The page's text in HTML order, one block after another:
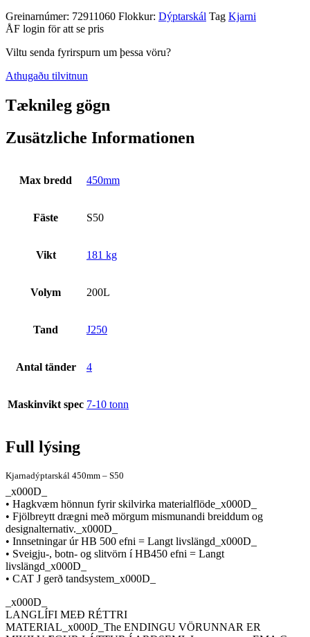
Greinarnúmer: 72911060 Flokkur: Dýptarskál Tag Kjarni
ÅF login för att se pris
Viltu senda fyrirspurn um þessa vöru?
Athugaðu tilvitnun
Tæknileg gögn
Zusätzliche Informationen
Max bredd 450mm
Fäste S50
Vikt 181 kg
Volym 200L
Tand J250
Antal tänder 4
Maskinvikt spec 7-10 tonn
Full lýsing
Kjarnadýptarskál 450mm – S50
_x000D_
• Hagkvæm hönnun fyrir skilvirka materialflöde_x000D_
• Fjölbreytt drægni með mörgum mismunandi breiddum og
designalternativ._x000D_
• Innsetningar úr HB 500 efni = Langt livslängd_x000D_
• Sveigju-, botn- og slitvörn í HB450 efni = Langt
livslängd_x000D_
• CAT J gerð tandsystem_x000D_
_x000D_
LANGLÍFI MEÐ RÉTTRI
MATERIAL_x000D_The ENDINGU VÖRUNNAR ER